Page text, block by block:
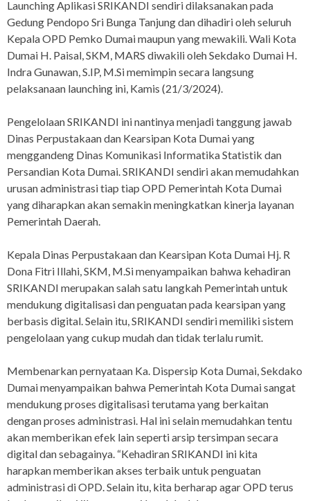
Launching Aplikasi SRIKANDI sendiri dilaksanakan pada
Gedung Pendopo Sri Bunga Tanjung dan dihadiri oleh seluruh
Kepala OPD Pemko Dumai maupun yang mewakili. Wali Kota
Dumai H. Paisal, SKM, MARS diwakili oleh Sekdako Dumai H.
Indra Gunawan, S.IP, M.Si memimpin secara langsung
pelaksanaan launching ini, Kamis (21/3/2024).
Pengelolaan SRIKANDI ini nantinya menjadi tanggung jawab
Dinas Perpustakaan dan Kearsipan Kota Dumai yang
menggandeng Dinas Komunikasi Informatika Statistik dan
Persandian Kota Dumai. SRIKANDI sendiri akan memudahkan
urusan administrasi tiap tiap OPD Pemerintah Kota Dumai
yang diharapkan akan semakin meningkatkan kinerja layanan
Pemerintah Daerah.
Kepala Dinas Perpustakaan dan Kearsipan Kota Dumai Hj. R
Dona Fitri Illahi, SKM, M.Si menyampaikan bahwa kehadiran
SRIKANDI merupakan salah satu langkah Pemerintah untuk
mendukung digitalisasi dan penguatan pada kearsipan yang
berbasis digital. Selain itu, SRIKANDI sendiri memiliki sistem
pengelolaan yang cukup mudah dan tidak terlalu rumit.
Membenarkan pernyataan Ka. Dispersip Kota Dumai, Sekdako
Dumai menyampaikan bahwa Pemerintah Kota Dumai sangat
mendukung proses digitalisasi terutama yang berkaitan
dengan proses administrasi. Hal ini selain memudahkan tentu
akan memberikan efek lain seperti arsip tersimpan secara
digital dan sebagainya. “Kehadiran SRIKANDI ini kita
harapkan memberikan akses terbaik untuk penguatan
administrasi di OPD. Selain itu, kita berharap agar OPD terus